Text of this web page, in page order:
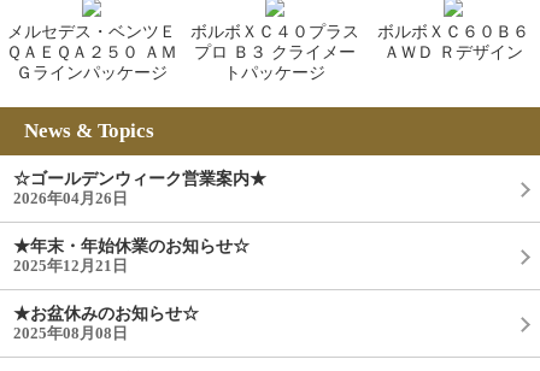
メルセデス・ベンツＥ
ＱＡＥＱＡ２５０ ＡＭ
Ｇラインパッケージ
ボルボＸＣ４０プラス
プロ Ｂ３ クライメー
トパッケージ
ボルボＸＣ６０Ｂ６
ＡＷＤ Ｒデザイン
News & Topics
☆ゴールデンウィーク営業案内★
2026年04月26日
★年末・年始休業のお知らせ☆
2025年12月21日
★お盆休みのお知らせ☆
2025年08月08日